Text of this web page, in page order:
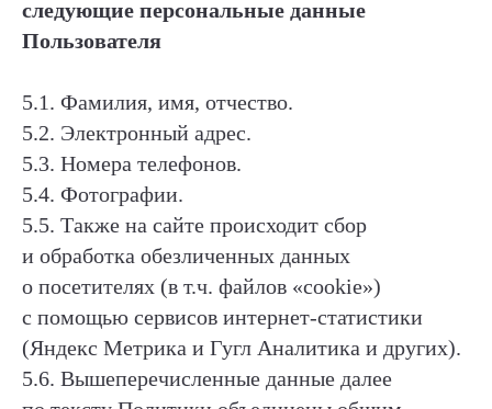
следующие персональные данные
Пользователя
5.1. Фамилия, имя, отчество.
5.2. Электронный адрес.
5.3. Номера телефонов.
5.4. Фотографии.
5.5. Также на сайте происходит сбор
и обработка обезличенных данных
о посетителях (в т.ч. файлов «cookie»)
с помощью сервисов интернет-статистики
(Яндекс Метрика и Гугл Аналитика и других).
5.6. Вышеперечисленные данные далее